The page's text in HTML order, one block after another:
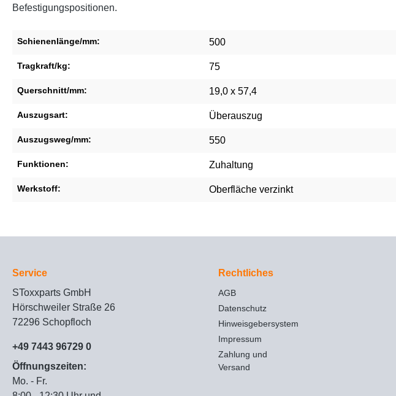
Befestigungspositionen.
Schienenlänge/mm: 500
Tragkraft/kg: 75
Querschnitt/mm: 19,0 x 57,4
Auszugsart: Überauszug
Auszugsweg/mm: 550
Funktionen: Zuhaltung
Werkstoff: Oberfläche verzinkt
Service
SToxxparts GmbH
Hörschweiler Straße 26
72296 Schopfloch
+49 7443 96729 0
Öffnungszeiten:
Mo. - Fr.
Rechtliches
AGB
Datenschutz
Hinweisgebersystem
Impressum
Zahlung und
Versand